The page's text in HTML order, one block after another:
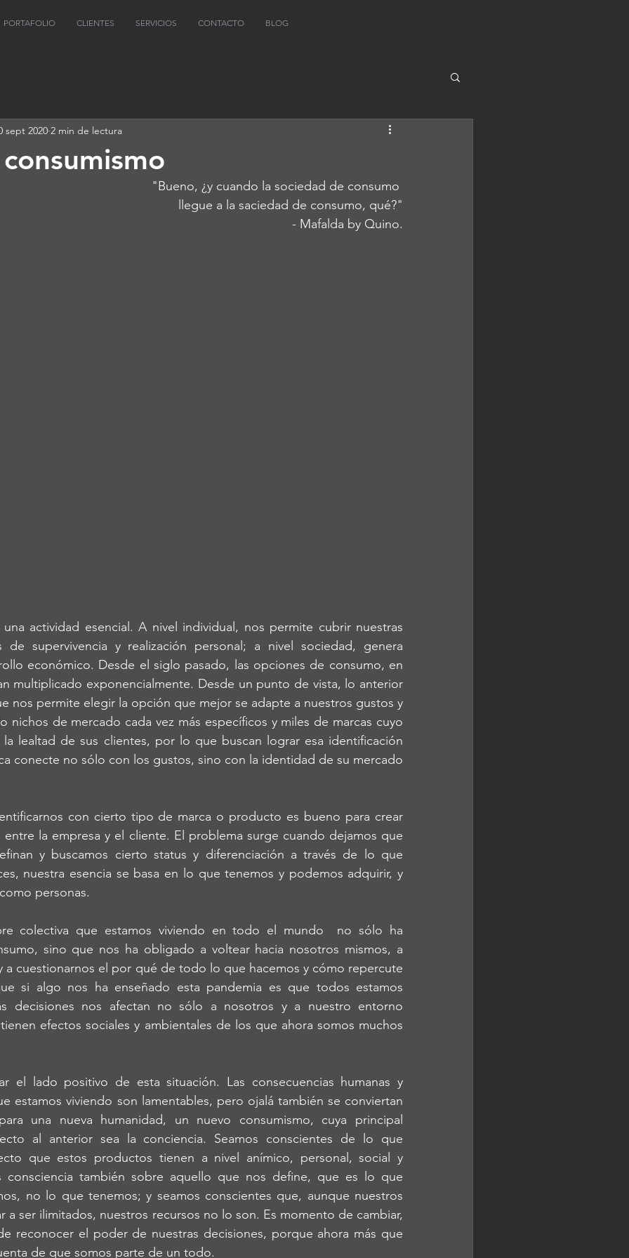
PORTAFOLIO CLIENTES SERVICIOS CONTACTO BLOG
sept 2020 2 min de lectura
"Bueno, ¿y cuando la sociedad de consumo
llegue a la saciedad de consumo, qué?"
- Mafalda by Quino.
de supervivencia y realización personal; a nivel sociedad, genera
económico. Desde el siglo pasado, las opciones de consumo, en
multiplicado exponencialmente. Desde un punto de vista, lo anterior
nos permite elegir la opción que mejor se adapte a nuestros gustos y
nichos de mercado cada vez más específicos y miles de marcas cuyo
lealtad de sus clientes, por lo que buscan lograr esa identificación
conecte no sólo con los gustos, sino con la identidad de su mercado
entre la empresa y el cliente. El problema surge cuando dejamos que
y buscamos cierto status y diferenciación a través de lo que
nuestra esencia se basa en lo que tenemos y podemos adquirir, y
personas.
sino que nos ha obligado a voltear hacia nosotros mismos, a
a cuestionarnos el por qué de todo lo que hacemos y cómo repercute
si algo nos ha enseñado esta pandemia es que todos estamos
decisiones nos afectan no sólo a nosotros y a nuestro entorno
efectos sociales y ambientales de los que ahora somos muchos
estamos viviendo son lamentables, pero ojalá también se conviertan
una nueva humanidad, un nuevo consumismo, cuya principal
al anterior sea la conciencia. Seamos conscientes de lo que
que estos productos tienen a nivel anímico, personal, social y
consciencia también sobre aquello que nos define, que es lo que
no lo que tenemos; y seamos conscientes que, aunque nuestros
a ser ilimitados, nuestros recursos no lo son. Es momento de cambiar,
reconocer el poder de nuestras decisiones, porque ahora más que
de que somos parte de un todo.